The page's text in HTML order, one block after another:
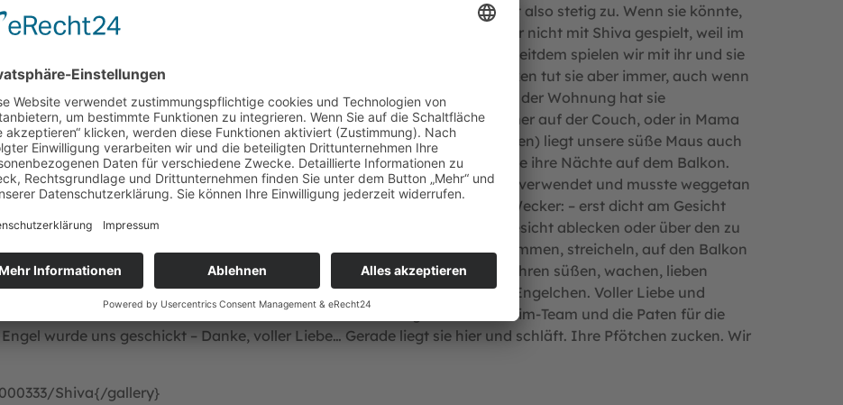
Durchfall mehr und frisst um die 300g/Tag und wiegt jetzt 3,8kg, nimmt also stetig zu. Wenn sie könnte,
aber sie weiß, dass das nicht passieren wird. Am Anfang haben wir nicht mit Shiva gespielt, weil im
Durch Zufall merkten wir aber dass sie auf ein Schüsselband abging. Seitdem spielen wir mit ihr und sie
spielt sie etwas weniger, schläft und kuschelt jetzt mehr. Neugierig zugucken tut sie aber immer, auch wenn
Einkaufstüten und Paketlieferungen sind für Shiva absolute Highlights. In der Wohnung hat sie
Anfang am liebsten im Zimmer von Julian. Jetzt meistens im Wohnzimmer auf der Couch, oder in Mama
in Shivas Kuschelhöhle. Ist „Shiva-Wetter“ (kein stärkerer Wind oder Regen) liegt unsere süße Maus auch
oder schaut auf der oberen Ebene Ausschau. Verbringt dann auch gerne ihre Nächte auf dem Balkon.
auf der sie viel gelegen hat. Die hat sie allerdings irgendwann als Klo verwendet und musste weggetan
Schmeckt super lecker und riecht absolut hervorragend. Morgens Shiva-Wecker: – erst dicht am Gesicht
in steigender Lautstärke maunzen – wenn auch das nichts wird, das Gesicht ablecken oder über den zu
maunzend gestreichelt werden, zum Napf laufen, Fressen bekommen, streicheln, auf den Balkon
Möchte Shiva spielen, gestreichelt werden oder raus kommt sie mit ihren süßen, wachen, lieben
einem her und zeigt was sie möchte. Allerliebstes zartes kleines Katzen-Engelchen. Voller Liebe und
Plüschi-Maus und weinen vor Glück… Danke an das gesamte Tierheim-Team und die Paten für die
wurde uns geschickt – Danke, voller Liebe… Gerade liegt sie hier und schläft. Ihre Pfötchen zucken. Wir
Shiva{/gallery}